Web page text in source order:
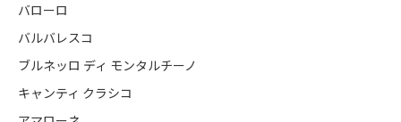
バローロ
バルバレスコ
ブルネッロ ディ モンタルチーノ
キャンティ クラシコ